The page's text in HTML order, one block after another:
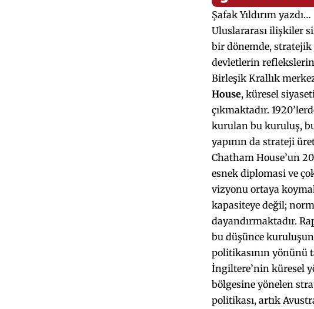
Şafak Yıldırım yazdı…
Uluslararası ilişkiler
bir dönemde, stratejik
devletlerin
Birleşik Krallık
House, küresel
çıkmaktadır.
kurulan bu kuruluş,
yapının da strateji
Chatham House’un
esnek diplomasi ve
vizyonu ortaya
kapasiteye değil;
dayandırmaktadır.
bu düşünce
politikasının yönünü
İngiltere’nin küresel
bölgesine yönelen
politikası, artık